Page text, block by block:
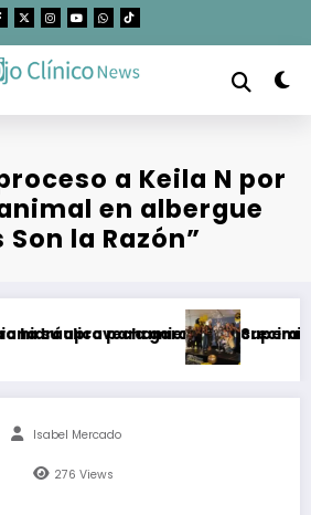
a Keila N por
en albergue
Son la Razón”
garantizar crecimiento de
Supera campaña
Isabel Mercado
276 Views